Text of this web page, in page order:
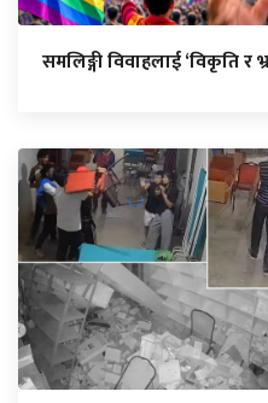
समलिङ्गी विवाहलाई ‘विकृति र